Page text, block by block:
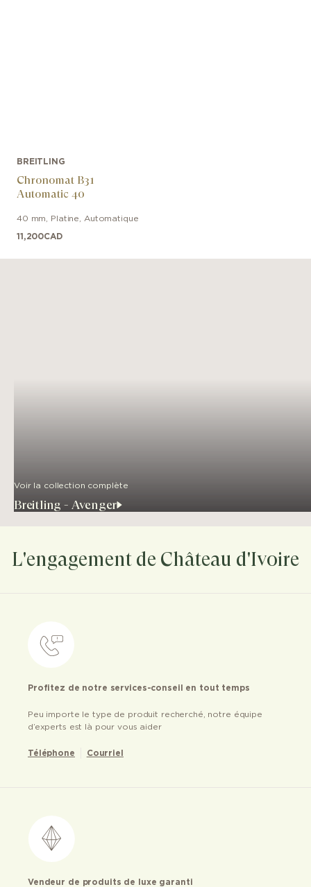
BREITLING
Chronomat B31
Automatic 40
40 mm Platine Automatique
11,200CAD
Voir la collection complète
Breitling - Avenger
L'engagement de Château d'Ivoire
Profitez de notre services-conseil en tout temps
Peu importe le type de produit recherché, notre équipe
d’experts est là pour vous aider
Téléphone Courriel
Vendeur de produits de luxe garanti